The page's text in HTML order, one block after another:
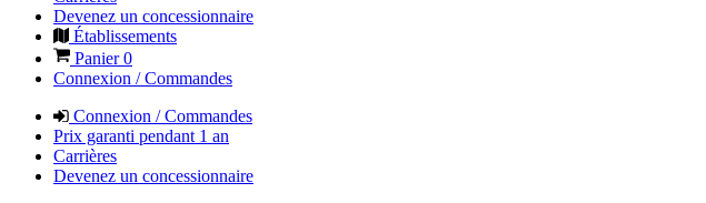
Devenez un concessionnaire
Établissements
Panier0
Connexion / Commandes
Connexion / Commandes
Prix garanti pendant 1 an
Carrières
Devenez un concessionnaire